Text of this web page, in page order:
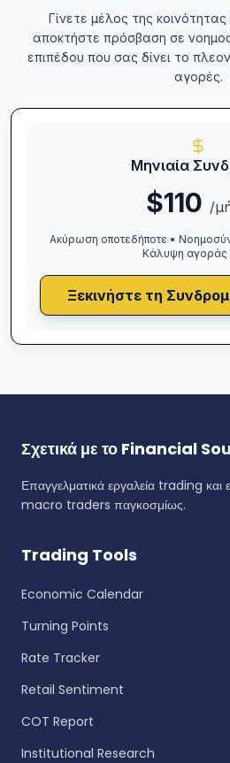
Γίνετε μέλος της
αποκτήστε πρόσβαση σε
επιπέδου που σας δίνει το
αγορές.
Μηνιαία
$110 /
Ακύρωση οποτεδήποτε •
Κάλυψη αγοράς
Ξεκινήστε τη
Σχετικά με το Financial
Επαγγελματικά εργαλεία trading και
macro traders παγκοσμίως.
Trading Tools
Economic Calendar
Turning Points
Rate Tracker
Retail Sentiment
COT Report
Institutional Research